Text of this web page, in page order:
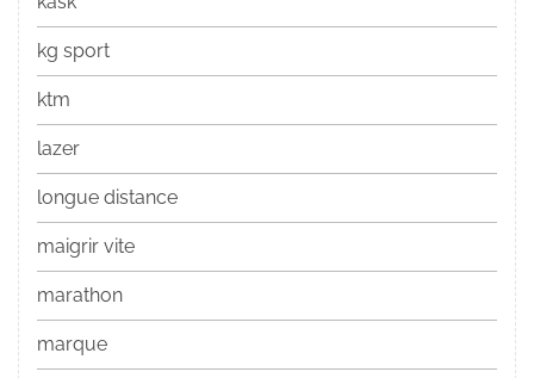
kg sport
ktm
lazer
longue distance
maigrir vite
marathon
marque